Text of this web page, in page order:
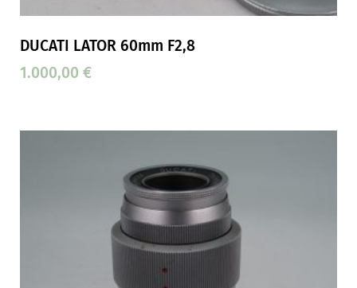
DUCATI LATOR 60mm F2,8
1.000,00 €